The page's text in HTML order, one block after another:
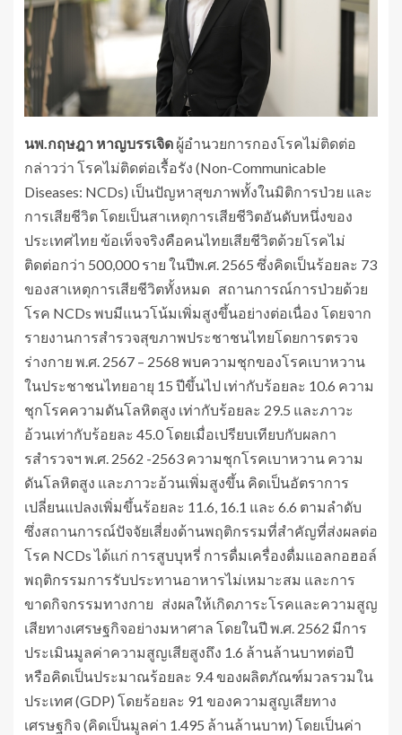
นพ.กฤษฎา หาญบรรเจิด ผู้อำนวยการกองโรคไม่ติดต่อ
กล่าวว่า โรคไม่ติดต่อเรื้อรัง (Non-Communicable
Diseases: NCDs) เป็นปัญหาสุขภาพทั้งในมิติการป่วย และ
การเสียชีวิต โดยเป็นสาเหตุการเสียชีวิตอันดับหนึ่งของ
ประเทศไทย ข้อเท็จจริงคือคนไทยเสียชีวิตด้วยโรคไม่
ติดต่อกว่า 500,000 ราย ในปีพ.ศ. 2565 ซึ่งคิดเป็นร้อยละ 73
ของสาเหตุการเสียชีวิตทั้งหมด สถานการณ์การป่วยด้วย
โรค NCDs พบมีแนวโน้มเพิ่มสูงขึ้นอย่างต่อเนื่อง โดยจาก
รายงานการสำรวจสุขภาพประชาชนไทยโดยการตรวจ
ร่างกาย พ.ศ. 2567 – 2568 พบความชุกของโรคเบาหวาน
ในประชาชนไทยอายุ 15 ปีขึ้นไป เท่ากับร้อยละ 10.6 ความ
ชุกโรคความดันโลหิตสูง เท่ากับร้อยละ 29.5 และภาวะ
อ้วนเท่ากับร้อยละ 45.0 โดยเมื่อเปรียบเทียบกับผลกา
รสำรวจฯ พ.ศ. 2562 -2563 ความชุกโรคเบาหวาน ความ
ดันโลหิตสูง และภาวะอ้วนเพิ่มสูงขึ้น คิดเป็นอัตราการ
เปลี่ยนแปลงเพิ่มขึ้นร้อยละ 11.6, 16.1 และ 6.6 ตามลำดับ
ซึ่งสถานการณ์ปัจจัยเสี่ยงด้านพฤติกรรมที่สำคัญที่ส่งผลต่อ
โรค NCDs ได้แก่ การสูบบุหรี่ การดื่มเครื่องดื่มแอลกอฮอล์
พฤติกรรมการรับประทานอาหารไม่เหมาะสม และการ
ขาดกิจกรรมทางกาย ส่งผลให้เกิดภาระโรคและความสูญ
เสียทางเศรษฐกิจอย่างมหาศาล โดยในปี พ.ศ. 2562 มีการ
ประเมินมูลค่าความสูญเสียสูงถึง 1.6 ล้านล้านบาทต่อปี
หรือคิดเป็นประมาณร้อยละ 9.4 ของผลิตภัณฑ์มวลรวมใน
ประเทศ (GDP) โดยร้อยละ 91 ของความสูญเสียทาง
เศรษฐกิจ (คิดเป็นมูลค่า 1.495 ล้านล้านบาท) โดยเป็นค่า